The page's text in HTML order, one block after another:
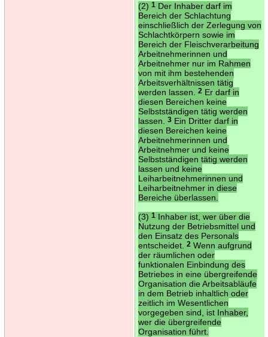
(2) 1Der Inhaber darf im
Bereich der Schlachtung
einschließlich der Zerlegung von
Schlachtkörpern sowie im
Bereich der Fleischverarbeitung
Arbeitnehmerinnen und
Arbeitnehmer nur im Rahmen
von mit ihm bestehenden
Arbeitsverhältnissen tätig
werden lassen.
2Er darf in
diesen Bereichen keine
Selbstständigen tätig werden
lassen.
3Ein Dritter darf in
diesen Bereichen keine
Arbeitnehmerinnen und
Arbeitnehmer und keine
Selbstständigen tätig werden
lassen und keine
Leiharbeitnehmerinnen und
Leiharbeitnehmer in diese
Bereiche überlassen.
(3) 1Inhaber ist, wer über die
Nutzung der Betriebsmittel und
den Einsatz des Personals
entscheidet.
2Wenn aufgrund
der räumlichen oder
funktionalen Einbindung des
Betriebes in eine übergreifende
Organisation die Arbeitsabläufe
in dem Betrieb inhaltlich oder
zeitlich im Wesentlichen
vorgegeben sind, ist Inhaber,
wer die übergreifende
Organisation führt.